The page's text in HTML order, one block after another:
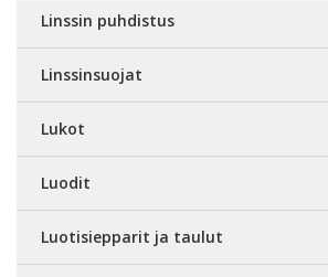
Linssin puhdistus
Linssinsuojat
Lukot
Luodit
Luotisiepparit ja taulut